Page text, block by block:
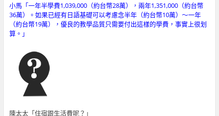
小馬「一年半學費1,039,000（約台幣28萬），兩年1,351,000（約台幣
36萬）。如果已經有日語基礎可以考慮念半年（約台幣10萬）～一年
（約台幣19萬），優良的教學品質只需要付出這樣的學費，事實上很划
算。」
陳太太「住宿跟生活費呢？」